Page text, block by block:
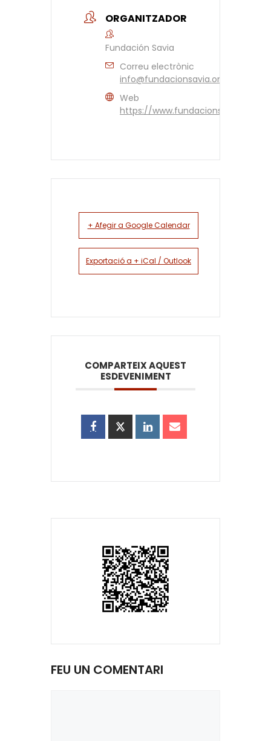
ORGANITZADOR
Fundación Savia
Correu electrònic
info@fundacionsavia.org
Web
https://www.fundacionsavia.org/
+ Afegir a Google Calendar
Exportació a + iCal / Outlook
COMPARTEIX AQUEST
ESDEVENIMENT
FEU UN COMENTARI